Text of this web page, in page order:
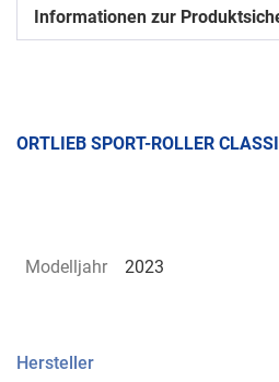
Informationen zur
ORTLIEB SPORT-ROLLER
Modelljahr 2023
Hersteller